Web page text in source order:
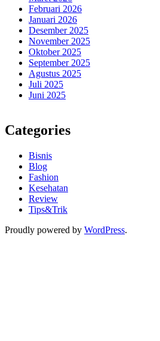
Februari 2026
Januari 2026
Desember 2025
November 2025
Oktober 2025
September 2025
Agustus 2025
Juli 2025
Juni 2025
Categories
Bisnis
Blog
Fashion
Kesehatan
Review
Tips&Trik
Proudly powered by WordPress.